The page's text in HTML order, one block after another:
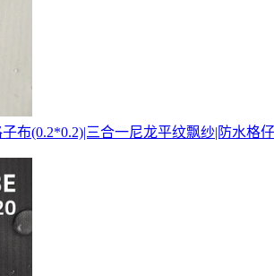
布(0.2*0.2)|三合一尼龙平纹飘纱|防水格